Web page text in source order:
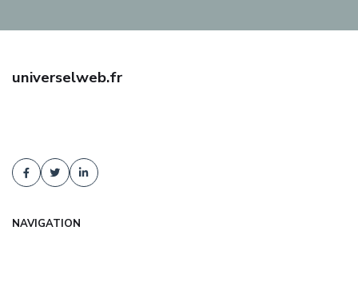
universelweb.fr
NAVIGATION